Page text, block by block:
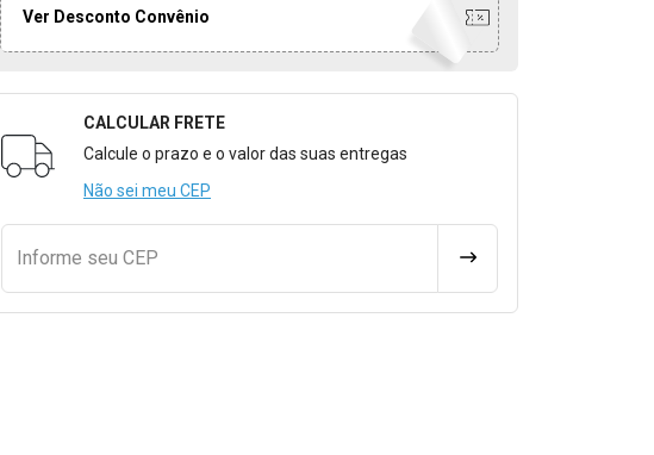
Ver Desconto Convênio
Formulário para Calcular o Frete
CALCULAR FRETE
Calcule o prazo e o valor das suas entregas
Não sei meu CEP
Informe seu CEP CALCULAR FRETE